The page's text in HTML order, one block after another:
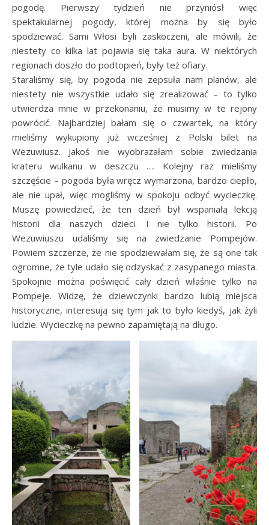
pogodę. Pierwszy tydzień nie przyniósł więc
spektakularnej pogody, której można by się było
spodziewać. Sami Włosi byli zaskoczeni, ale mówili, że
niestety co kilka lat pojawia się taka aura. W niektórych
regionach doszło do podtopień, były też ofiary.
Staraliśmy się, by pogoda nie zepsuła nam planów, ale
niestety nie wszystkie udało się zrealizować – to tylko
utwierdza mnie w przekonaniu, że musimy w te rejony
powrócić. Najbardziej bałam się o czwartek, na który
mieliśmy wykupiony już wcześniej z Polski bilet na
Wezuwiusz. Jakoś nie wyobrażałam sobie zwiedzania
krateru wulkanu w deszczu …. Kolejny raz mieliśmy
szczęście – pogoda była wręcz wymarzona, bardzo ciepło,
ale nie upał, więc mogliśmy w spokoju odbyć wycieczkę.
Muszę powiedzieć, że ten dzień był wspaniałą lekcją
historii dla naszych dzieci. I nie tylko historii. Po
Wezuwiuszu udaliśmy się na zwiedzanie Pompejów.
Powiem szczerze, że nie spodziewałam się, że są one tak
ogromne, że tyle udało się odzyskać z zasypanego miasta.
Spokojnie można poświęcić cały dzień właśnie tylko na
Pompeje. Widzę, że dziewczynki bardzo lubią miejsca
historyczne, interesują się tym jak to było kiedyś, jak żyli
ludzie. Wycieczkę na pewno zapamiętają na długo.